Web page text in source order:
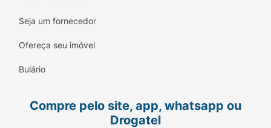
Seja um fornecedor
Ofereça seu imóvel
Bulário
Compre pelo site, app, whatsapp ou
Drogatel